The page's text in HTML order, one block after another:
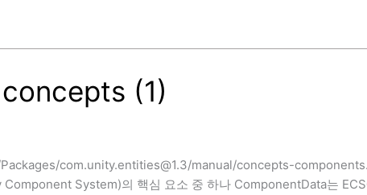
(1)
com.unity.entities@1.3/manual/concepts-
System)의 핵심 요소 중 하나 ComponentData는 ECS